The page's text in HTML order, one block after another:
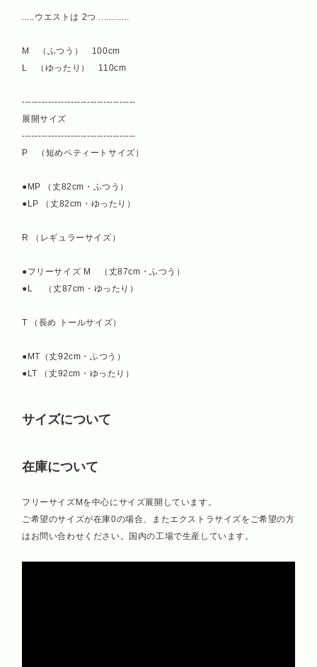
.....ウエストは 2つ ............
M （ふつう） 100cm
L （ゆったり） 110cm
-----------------------------------
展開サイズ
-----------------------------------
P （短めペティートサイズ）
●MP （丈82cm・ふつう）
●LP （丈82cm・ゆったり）
R （レギュラーサイズ）
●フリーサイズ M （丈87cm・ふつう）
●L （丈87cm・ゆったり）
T （長め トールサイズ）
●MT（丈92cm・ふつう）
●LT （丈92cm・ゆったり）
サイズについて
在庫について
フリーサイズMを中心にサイズ展開しています。
ご希望のサイズが在庫0の場合、またエクストラサイズをご希望の方
はお問い合わせください。国内の工場で生産しています。